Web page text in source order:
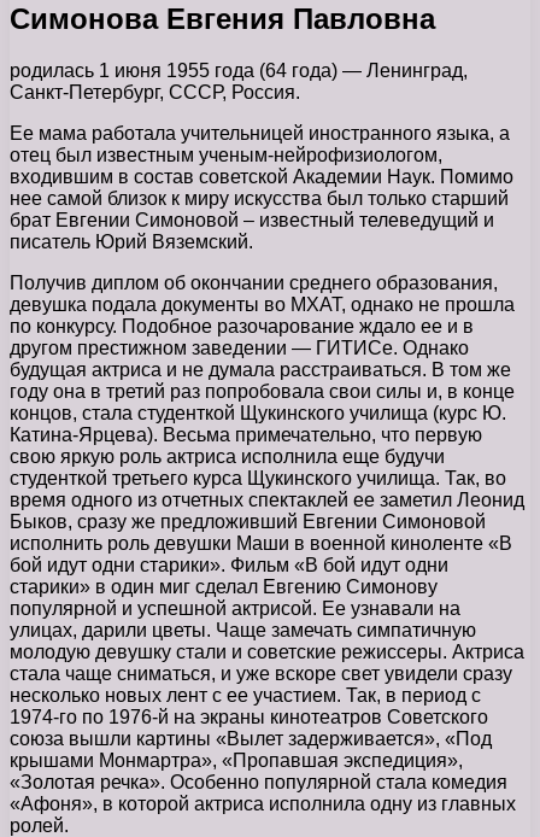
Симонова Евгения Павловна
родилась 1 июня 1955 года (64 года) — Ленинград,
Санкт-Петербург, СССР, Россия.
Ее мама работала учительницей иностранного языка, а
отец был известным ученым-нейрофизиологом,
входившим в состав советской Академии Наук. Помимо
нее самой близок к миру искусства был только старший
брат Евгении Симоновой – известный телеведущий и
писатель Юрий Вяземский.
Получив диплом об окончании среднего образования,
девушка подала документы во МХАТ, однако не прошла
по конкурсу. Подобное разочарование ждало ее и в
другом престижном заведении — ГИТИСе. Однако
будущая актриса и не думала расстраиваться. В том же
году она в третий раз попробовала свои силы и, в конце
концов, стала студенткой Щукинского училища (курс Ю.
Катина-Ярцева). Весьма примечательно, что первую
свою яркую роль актриса исполнила еще будучи
студенткой третьего курса Щукинского училища. Так, во
время одного из отчетных спектаклей ее заметил Леонид
Быков, сразу же предложивший Евгении Симоновой
исполнить роль девушки Маши в военной киноленте «В
бой идут одни старики». Фильм «В бой идут одни
старики» в один миг сделал Евгению Симонову
популярной и успешной актрисой. Ее узнавали на
улицах, дарили цветы. Чаще замечать симпатичную
молодую девушку стали и советские режиссеры. Актриса
стала чаще сниматься, и уже вскоре свет увидели сразу
несколько новых лент с ее участием. Так, в период с
1974-го по 1976-й на экраны кинотеатров Советского
союза вышли картины «Вылет задерживается», «Под
крышами Монмартра», «Пропавшая экспедиция»,
«Золотая речка». Особенно популярной стала комедия
«Афоня», в которой актриса исполнила одну из главных
ролей.